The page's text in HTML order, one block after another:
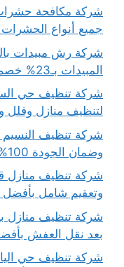
جميع أنواع
شركة رش مبيدات
المبيدات بـ23% خصم وحماية منزلك من الآفات
لتنظيف منازل وفلل
شركة تنظيف
وضمان الجودة 100% اتصل بنا الان
شركة تنظيف منازل
وتعقيم شامل بأفضل
شركة تنظيف منازل
بعد نقل العفش
شركة تنظيف حي